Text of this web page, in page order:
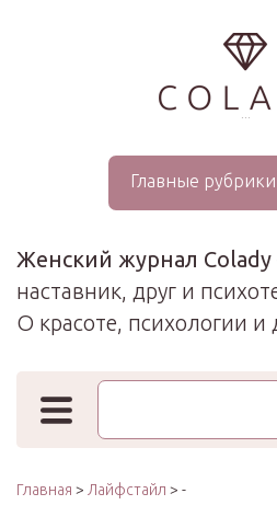
...
Главные рубрики
Женский журнал Colady
наставник, друг и
О красоте, психологии и
Поиск по сайту
Главная > Лайфстайл > -